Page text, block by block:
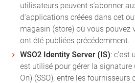
utilisateurs peuvent s’abonner
d’applications créées dans cet
magasin (store) où vous pouvez
ont été publiées précédemment.
WSO2 Identity Server (IS): c’est
est utilisé pour gérer la signature
On) (SSO), entre les fournisseurs